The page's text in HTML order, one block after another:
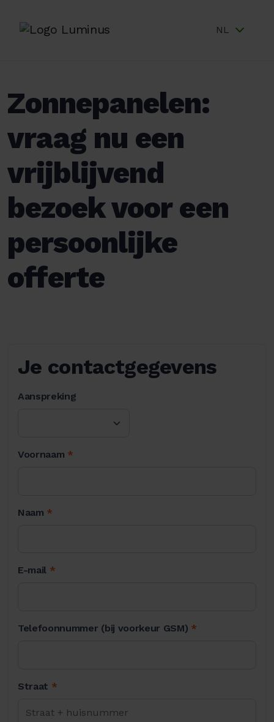
NL
Zonnepanelen:
vraag nu een
vrijblijvend
bezoek voor een
persoonlijke
offerte
Je contactgegevens
Aanspreking
Voornaam *
Naam *
E-mail *
Telefoonnummer (bij voorkeur GSM) *
Straat *